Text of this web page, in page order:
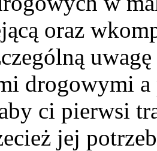
oraz
drogowymi
ci pierwsi
jej